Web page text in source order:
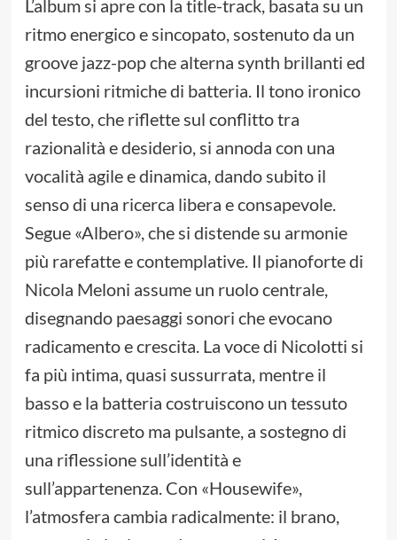
L’album si apre con la title-track, basata su un
ritmo energico e sincopato, sostenuto da un
groove jazz-pop che alterna synth brillanti ed
incursioni ritmiche di batteria. Il tono ironico
del testo, che riflette sul conflitto tra
razionalità e desiderio, si annoda con una
vocalità agile e dinamica, dando subito il
senso di una ricerca libera e consapevole.
Segue «Albero», che si distende su armonie
più rarefatte e contemplative. Il pianoforte di
Nicola Meloni assume un ruolo centrale,
disegnando paesaggi sonori che evocano
radicamento e crescita. La voce di Nicolotti si
fa più intima, quasi sussurrata, mentre il
basso e la batteria costruiscono un tessuto
ritmico discreto ma pulsante, a sostegno di
una riflessione sull’identità e
sull’appartenenza. Con «Housewife»,
l’atmosfera cambia radicalmente: il brano,